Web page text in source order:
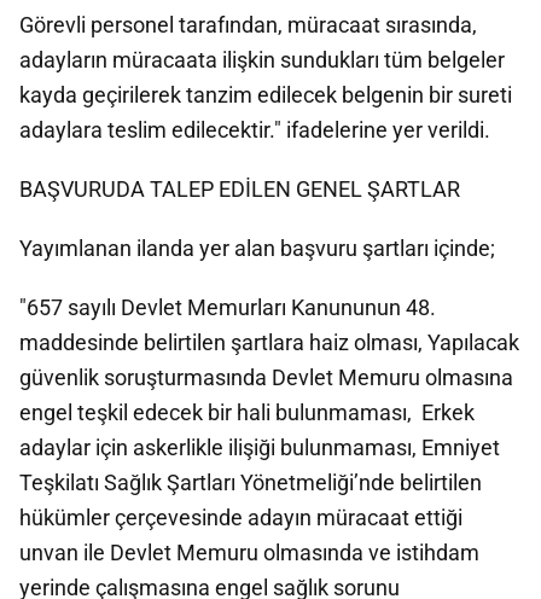
Görevli personel tarafından, müracaat sırasında,
adayların müracaata ilişkin sundukları tüm belgeler
kayda geçirilerek tanzim edilecek belgenin bir sureti
adaylara teslim edilecektir." ifadelerine yer verildi.
BAŞVURUDA TALEP EDİLEN GENEL ŞARTLAR
Yayımlanan ilanda yer alan başvuru şartları içinde;
"657 sayılı Devlet Memurları Kanununun 48.
maddesinde belirtilen şartlara haiz olması, Yapılacak
güvenlik soruşturmasında Devlet Memuru olmasına
engel teşkil edecek bir hali bulunmaması, Erkek
adaylar için askerlikle ilişiği bulunmaması, Emniyet
Teşkilatı Sağlık Şartları Yönetmeliği’nde belirtilen
hükümler çerçevesinde adayın müracaat ettiği
unvan ile Devlet Memuru olmasında ve istihdam
yerinde çalışmasına engel sağlık sorunu